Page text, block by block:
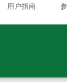
用户指南